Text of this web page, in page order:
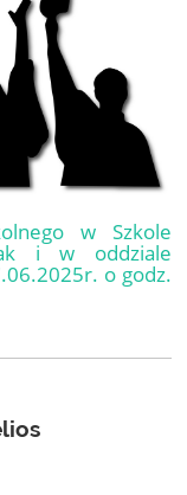
w Szkole
i w oddziale
o godz.